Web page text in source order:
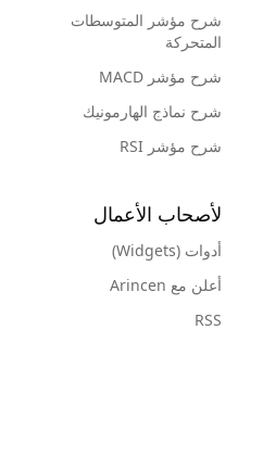
شرح مؤشر المتوسطات
المتحركة
شرح مؤشر MACD
شرح نماذج الهارمونيك
شرح مؤشر RSI
لأصحاب الأعمال
أدوات (Widgets)
أعلن مع Arincen
RSS